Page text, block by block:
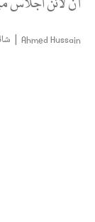
آن لائن اجلاس
Ahmed Hussain
|